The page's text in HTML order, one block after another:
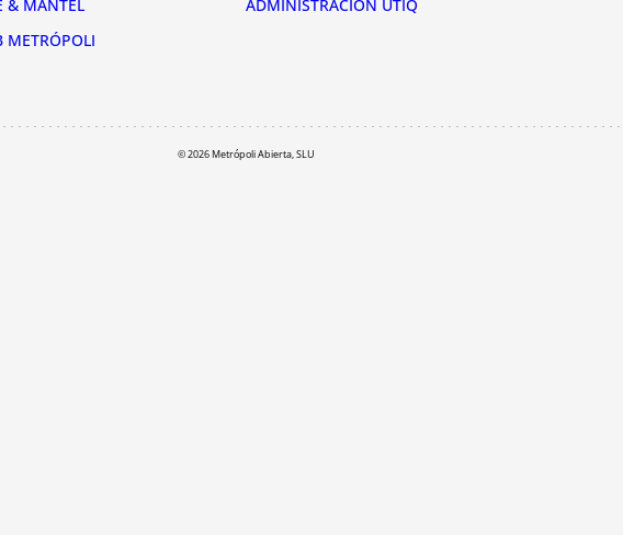
& MANTEL
METRÓPOLI
ADMINISTRACIÓN UTIQ
© 2026 Metrópoli Abierta, SLU